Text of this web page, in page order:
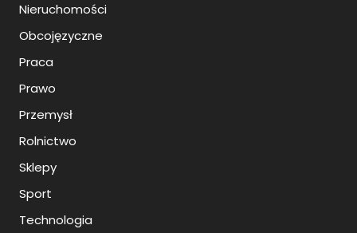
Nieruchomości
Obcojęzyczne
Praca
Prawo
Przemysł
Rolnictwo
Sklepy
Sport
Technologia